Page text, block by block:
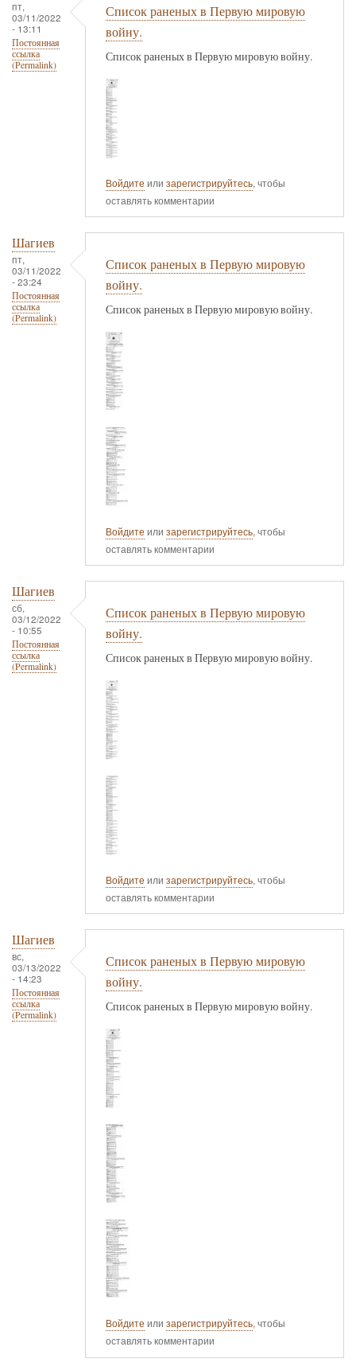
пт,
03/11/2022
- 13:11
Постоянная
ссылка
(Permalink)
Список раненых в Первую мировую
войну.
Список раненых в Первую мировую войну.
Войдите или зарегистрируйтесь, чтобы
оставлять комментарии
Шагиев
пт,
03/11/2022
- 23:24
Постоянная
ссылка
(Permalink)
Список раненых в Первую мировую
войну.
Список раненых в Первую мировую войну.
Войдите или зарегистрируйтесь, чтобы
оставлять комментарии
Шагиев
сб,
03/12/2022
- 10:55
Постоянная
ссылка
(Permalink)
Список раненых в Первую мировую
войну.
Список раненых в Первую мировую войну.
Войдите или зарегистрируйтесь, чтобы
оставлять комментарии
Шагиев
вс,
03/13/2022
- 14:23
Постоянная
ссылка
(Permalink)
Список раненых в Первую мировую
войну.
Список раненых в Первую мировую войну.
Войдите или зарегистрируйтесь, чтобы
оставлять комментарии